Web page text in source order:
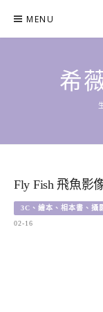
content
MENU
希
Fly Fish 飛魚影
3C、繪本、相本書、攝
02-16